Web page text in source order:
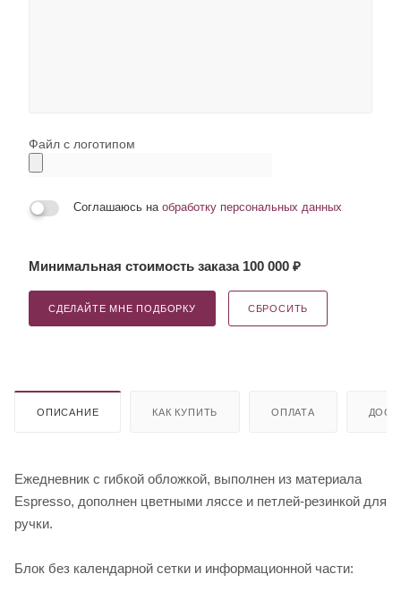
Файл с логотипом
Соглашаюсь на обработку персональных данных
Минимальная стоимость заказа 100 000 ₽
СДЕЛАЙТЕ МНЕ ПОДБОРКУ СБРОСИТЬ
ОПИСАНИЕ КАК КУПИТЬ ОПЛАТА
Ежедневник с гибкой обложкой, выполнен из материала
Espresso, дополнен цветными ляссе и петлей-резинкой для
ручки.
Блок без календарной сетки и информационной части: